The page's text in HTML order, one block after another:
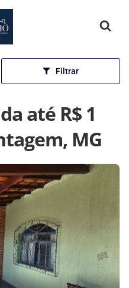
inicial
Filtrar
até R$ 1
MG